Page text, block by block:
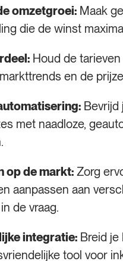
omzetgroei:Maak
die de winst
Houd de tarieven
en de
Bevrijd
met naadloze,
op de markt:Zorg
aanpassen aan
de vraag.
integratie:Breid je
tool voor